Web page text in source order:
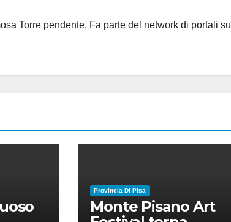
Torre pendente. Fa parte del network di portali su
Provincia Di Pisa
Monte Pisano Art